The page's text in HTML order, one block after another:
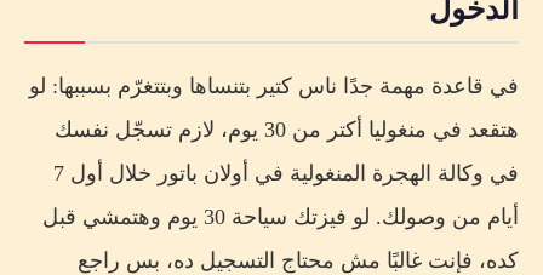
الدخول
في قاعدة مهمة جدًا ناس كتير بتنساها وبتتغرّم بسببها: لو
هتقعد في منغوليا أكتر من 30 يوم، لازم تسجّل نفسك
في وكالة الهجرة المنغولية في أولان باتور خلال أول 7
أيام من وصولك. لو فيزتك سياحة 30 يوم وهتمشي قبل
كده، فإنت غالبًا مش محتاج التسجيل ده، بس راجع